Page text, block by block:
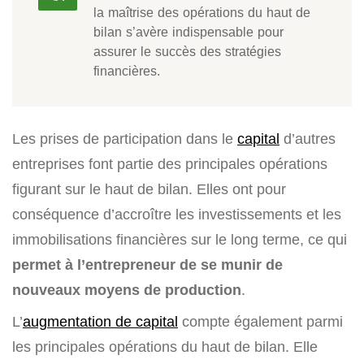
la maîtrise des opérations du haut de
bilan s’avère indispensable pour
assurer le succès des stratégies
financières.
Les prises de participation dans le capital d’autres
entreprises font partie des principales opérations
figurant sur le haut de bilan. Elles ont pour
conséquence d’accroître les investissements et les
immobilisations financières sur le long terme, ce qui
permet à l’entrepreneur de se munir de
nouveaux moyens de production.
L’augmentation de capital compte également parmi
les principales opérations du haut de bilan. Elle